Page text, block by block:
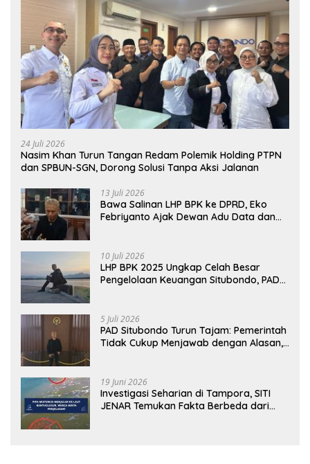
24 Juli 2026
Nasim Khan Turun Tangan Redam Polemik Holding PTPN
dan SPBUN-SGN, Dorong Solusi Tanpa Aksi Jalanan
13 Juli 2026
Bawa Salinan LHP BPK ke DPRD, Eko
Febriyanto Ajak Dewan Adu Data dan
10 Juli 2026
LHP BPK 2025 Ungkap Celah Besar
Pengelolaan Keuangan Situbondo, PAD
5 Juli 2026
PAD Situbondo Turun Tajam: Pemerintah
Tidak Cukup Menjawab dengan Alasan,
19 Juni 2026
Investigasi Seharian di Tampora, SITI
JENAR Temukan Fakta Berbeda dari